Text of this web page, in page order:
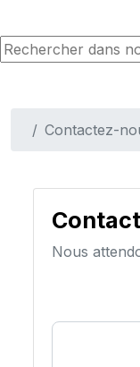
Contactez-
Nous